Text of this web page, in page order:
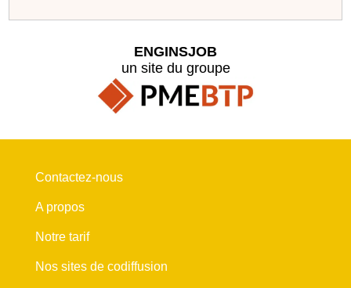
ENGINSJOB
un site du groupe
Contactez-nous
A propos
Notre tarif
Nos sites de codiffusion